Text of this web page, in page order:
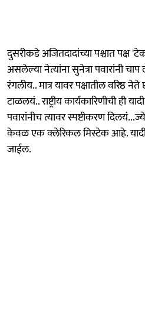
दुसरीकडे अजितदादांच्या पश्चात पक्ष
असलेल्या नेत्यांना सुनेत्रा पवारांनी
रंगलीय.. मात्र यावर पक्षातील
टाळलयं.. राष्ट्रीय कार्यकारिणीची ही
पवारांनीच त्यावर स्पष्टीकरण
केवळ एक क्लेरिकल मिस्टेक आहे.
जाईल.